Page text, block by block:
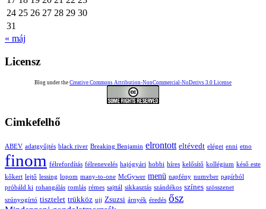
24 25 26 27 28 29 30
31
« máj
Licensz
Blog under the Creative Commons Attribution-NonCommercial-NoDerivs 3.0 License
Cimkefelhő
ABEV adatgyűjtés black river Breaking Benjamin elrontott eltévedt eléget enni etno
finom félrefordítás félrenevelés hajógyári hobbi híres kelősítő kollégium késő este
kőkert lejtő lessing lopom many-to-one McGywer menü napfény numvber papírból
próbáld ki rohangálás romlás rémes sajttál sikkasztás szándékos színes szösszenet
szúnyogírtó tisztelet trükköz ujj Zsuzsi árnyék éredés ősz